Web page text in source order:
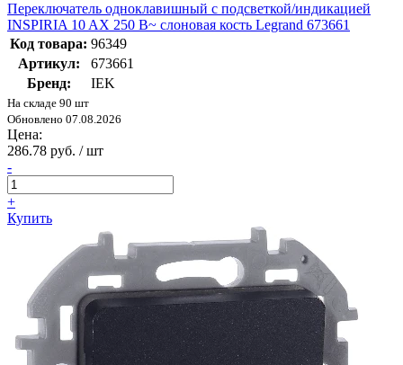
Переключатель одноклавишный с подсветкой/индикацией
INSPIRIA 10 AX 250 В~ слоновая кость Legrand 673661
Код товара: 96349
Артикул:
673661
Бренд:
IEK
На складе 90 шт
Обновлено 07.08.2026
Цена:
286.78 руб. / шт
-
+
Купить